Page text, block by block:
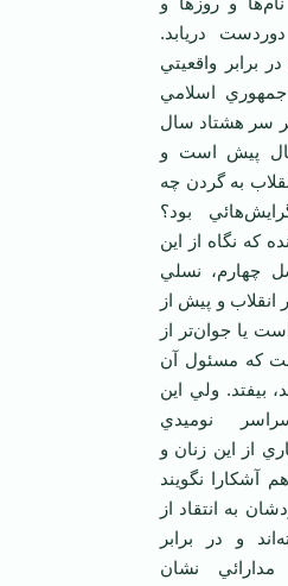
دوردست دريابد.
برابر واقعيتي
جمهوري اسلامي
سر هشتاد سال
پيش است و
به گردن چه
بود؟
که نگاه از اين
چهارم، نسلي
و پيش از
يا جوان‌تر از
که مسئول آن
بيفتد. ولي اين
نوميدي
از اين زنان و
آشکارا نگويند
به انتقاد از
و در برابر
مدارائي نشان